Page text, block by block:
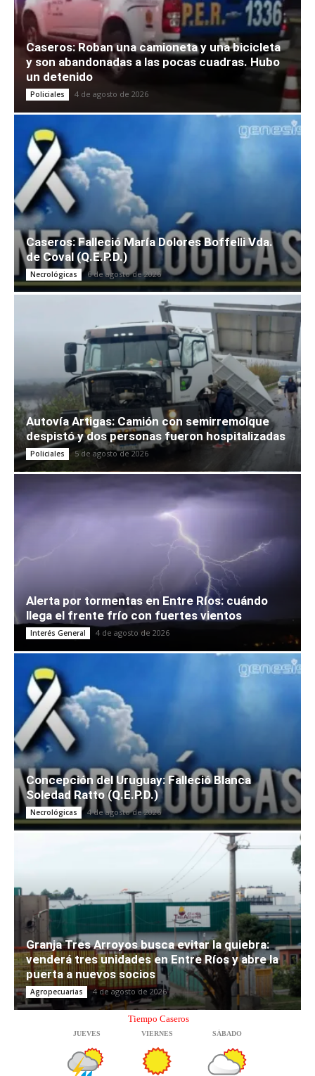
Caseros: Roban una camioneta y una bicicleta
y son abandonadas a las pocas cuadras. Hubo
un detenido
Policiales 4 de agosto de 2026
Caseros: Falleció María Dolores Boffelli Vda.
de Coval (Q.E.P.D.)
Necrológicas 6 de agosto de 2026
Autovía Artigas: Camión con semirremolque
despistó y dos personas fueron hospitalizadas
Policiales 5 de agosto de 2026
Alerta por tormentas en Entre Ríos: cuándo
llega el frente frío con fuertes vientos
Interés General 4 de agosto de 2026
Concepción del Uruguay: Falleció Blanca
Soledad Ratto (Q.E.P.D.)
Necrológicas 4 de agosto de 2026
Granja Tres Arroyos busca evitar la quiebra:
venderá tres unidades en Entre Ríos y abre la
puerta a nuevos socios
Agropecuarias 4 de agosto de 2026